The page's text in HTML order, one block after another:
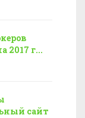
2017 г...
сайт